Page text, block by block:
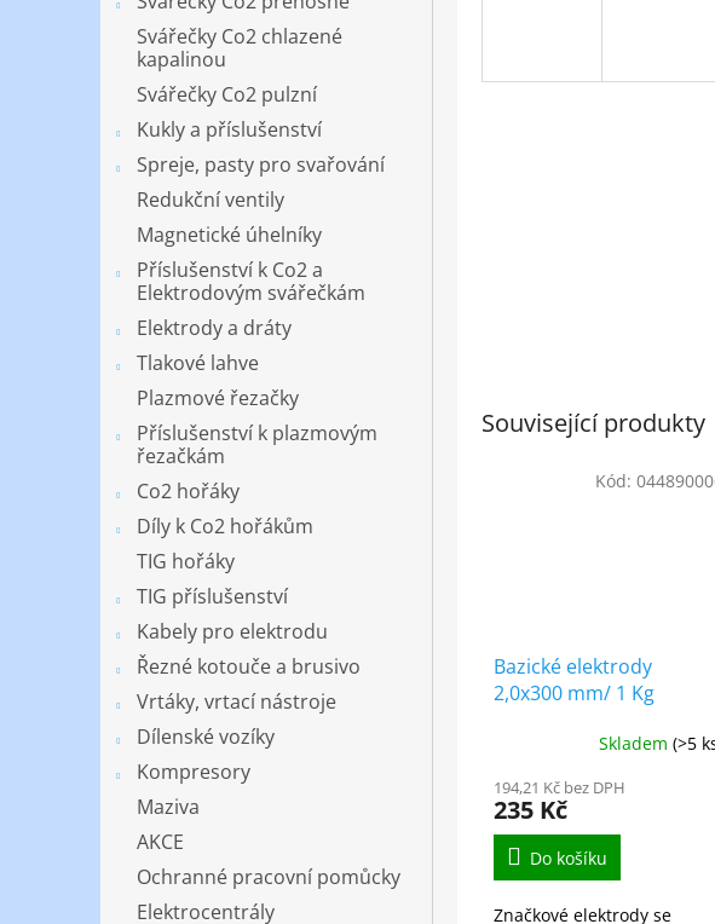
Svářečky Co2 chlazené
kapalinou
Svářečky Co2 pulzní
Kukly a příslušenství
Spreje, pasty pro svařování
Redukční ventily
Magnetické úhelníky
Příslušenství k Co2 a
Elektrodovým svářečkám
Elektrody a dráty
Tlakové lahve
Plazmové řezačky
Příslušenství k plazmovým
řezačkám
Co2 hořáky
Díly k Co2 hořákům
TIG hořáky
TIG příslušenství
Kabely pro elektrodu
Řezné kotouče a brusivo
Vrtáky, vrtací nástroje
Dílenské vozíky
Kompresory
Maziva
AKCE
Ochranné pracovní pomůcky
Elektrocentrály
Související produkty
Bazické elektrody
2,0x300 mm/ 1 Kg
Skladem (>5
194,21 Kč bez DPH
235 Kč
Do košíku
Značkové elektrody se
Kód: